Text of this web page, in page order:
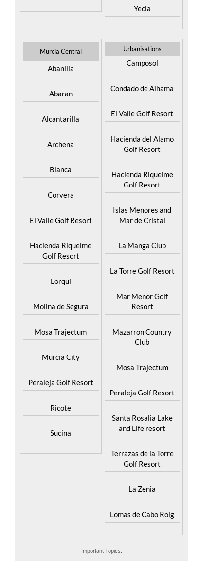
Yecla
Murcia Central
Abanilla
Abaran
Alcantarilla
Archena
Blanca
Corvera
El Valle Golf Resort
Hacienda Riquelme
Golf Resort
Lorqui
Molina de Segura
Mosa Trajectum
Murcia City
Peraleja Golf Resort
Ricote
Sucina
Urbanisations
Camposol
Condado de Alhama
El Valle Golf Resort
Hacienda del Alamo
Golf Resort
Hacienda Riquelme
Golf Resort
Islas Menores and
Mar de Cristal
La Manga Club
La Torre Golf Resort
Mar Menor Golf
Resort
Mazarron Country
Club
Mosa Trajectum
Peraleja Golf Resort
Santa Rosalia Lake
and Life resort
Terrazas de la Torre
Golf Resort
La Zenia
Lomas de Cabo Roig
Important Topics: